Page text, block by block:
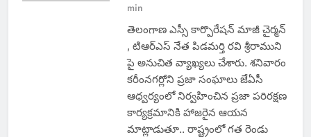
min
తెలంగాణ ఎస్సీ కార్పొరేషన్ మాజీ చైర్మన్
, టిఆర్ఎస్ నేత పిడమర్తి రవి శ్రీరాముని
పై అనుచిత వ్యాఖ్యలు చేశారు. శనివారం
కరీంనగర్లోని ప్రజా సంఘాలు జేఏసీ
ఆధ్వర్యంలో నిర్వహించిన ప్రజా పరిరక్షణ
కార్యక్రమానికి హాజరైన ఆయన
మాట్లాడుతూ.. రాష్ట్రంలో గత రెండు